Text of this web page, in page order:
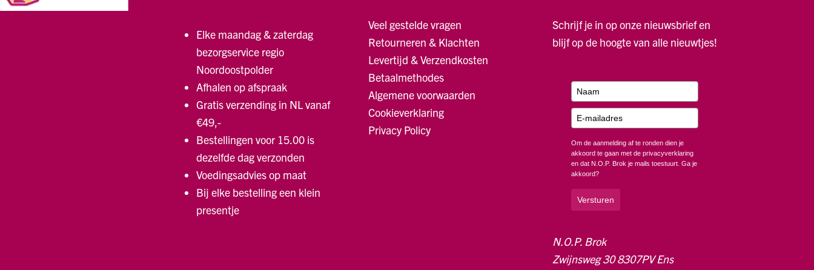
Elke maandag & zaterdag
bezorgservice regio
Noordoostpolder
Afhalen op afspraak
Gratis verzending in NL vanaf
€49,-
Bestellingen voor 15.00 is
dezelfde dag verzonden
Voedingsadvies op maat
Bij elke bestelling een klein
presentje
Veel gestelde vragen
Retourneren & Klachten
Levertijd & Verzendkosten
Betaalmethodes
Algemene voorwaarden
Cookieverklaring
Privacy Policy
Schrijf je in op onze nieuwsbrief en
blijf op de hoogte van alle nieuwtjes!
Om de aanmelding af te ronden dien je
akkoord te gaan met de privacyverklaring
en dat N.O.P. Brok je mails toestuurt. Ga je
akkoord?
Versturen
N.O.P. Brok
Zwijnsweg 30 8307PV Ens